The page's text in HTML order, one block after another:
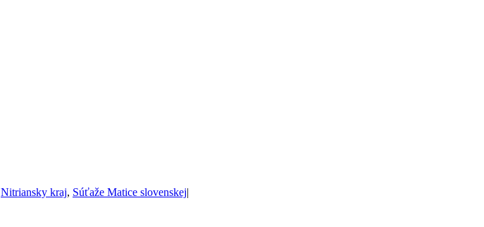
Nitriansky kraj, Súťaže Matice slovenskej|